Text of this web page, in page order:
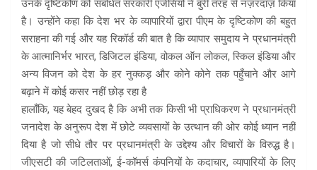
उनके दृष्टिकोण को संबंधित सरकारी एजेंसियों ने बुरी तरह से नज़रंदाज़ किया
है। उन्होंने कहा कि देश भर के व्यापारियों द्वारा पीएम के दृष्टिकोण की बहुत
सराहना की गई और यह रिकॉर्ड की बात है कि व्यापार समुदाय ने प्रधानमंत्री
के आत्मानिर्भर भारत, डिजिटल इंडिया, वोकल ऑन लोकल, स्किल इंडिया और
अन्य विजन को देश के हर नुक्कड़ और कोने कोने तक पहुँचाने और आगे
बढ़ाने में कोई कसर नहीं छोड़ रहा है
हालाँकि, यह बेहद दुखद है कि अभी तक किसी भी प्राधिकरण ने प्रधानमंत्री
जनादेश के अनुरूप देश में छोटे व्यवसायों के उत्थान की ओर कोई ध्यान नहीं
दिया है जो सीधे तौर पर प्रधानमंत्री के उद्देश्य और विचारों के विरुद्ध है।
जीएसटी की जटिलताओं, ई-कॉमर्स कंपनियों के कदाचार, व्यापारियों के लिए